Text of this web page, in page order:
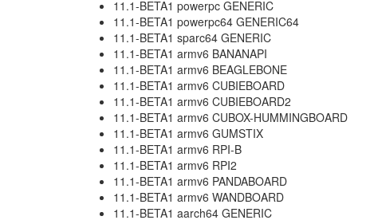
d
–
R
e
a
d
t
h
e
s
o
u
r
c
11.1-BETA1 powerpc GENERIC
11.1-BETA1 powerpc64 GENERIC64
11.1-BETA1 sparc64 GENERIC
11.1-BETA1 armv6 BANANAPI
11.1-BETA1 armv6 BEAGLEBONE
11.1-BETA1 armv6 CUBIEBOARD
11.1-BETA1 armv6 CUBIEBOARD2
11.1-BETA1 armv6 CUBOX-HUMMINGBOARD
11.1-BETA1 armv6 GUMSTIX
11.1-BETA1 armv6 RPI-B
11.1-BETA1 armv6 RPI2
11.1-BETA1 armv6 PANDABOARD
11.1-BETA1 armv6 WANDBOARD
11.1-BETA1 aarch64 GENERIC